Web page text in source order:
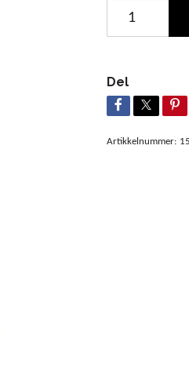
Del
Artikkelnummer: